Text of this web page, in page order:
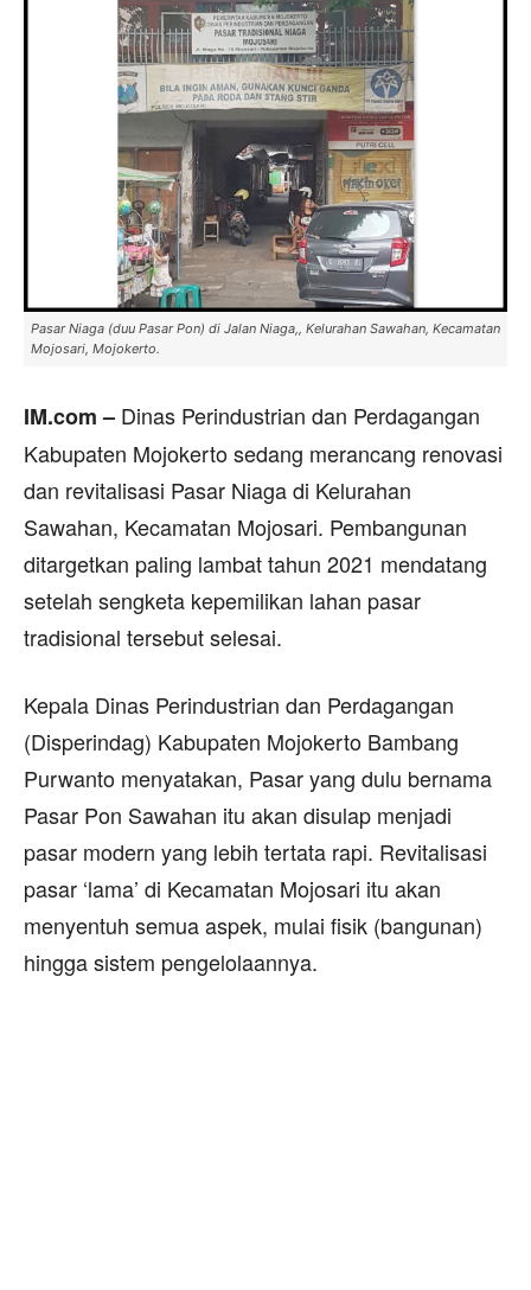
Pasar Niaga (duu Pasar Pon) di Jalan Niaga,, Kelurahan Sawahan, Kecamatan
Mojosari, Mojokerto.
IM.com – Dinas Perindustrian dan Perdagangan
Kabupaten Mojokerto sedang merancang renovasi
dan revitalisasi Pasar Niaga di Kelurahan
Sawahan, Kecamatan Mojosari. Pembangunan
ditargetkan paling lambat tahun 2021 mendatang
setelah sengketa kepemilikan lahan pasar
tradisional tersebut selesai.
Kepala Dinas Perindustrian dan Perdagangan
(Disperindag) Kabupaten Mojokerto Bambang
Purwanto menyatakan, Pasar yang dulu bernama
Pasar Pon Sawahan itu akan disulap menjadi
pasar modern yang lebih tertata rapi. Revitalisasi
pasar ‘lama’ di Kecamatan Mojosari itu akan
menyentuh semua aspek, mulai fisik (bangunan)
hingga sistem pengelolaannya.